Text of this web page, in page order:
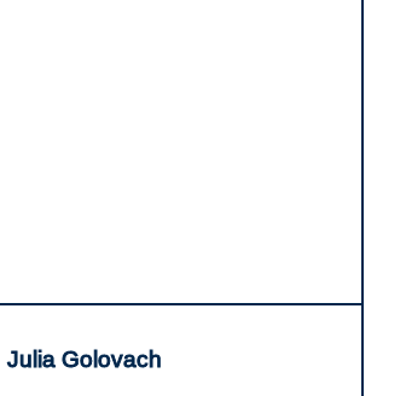
Julia Golovach